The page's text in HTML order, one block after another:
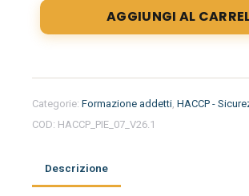
per
addetti
alimentare
regione
Piemonte
Macelleria
quantità
AGGIUNGI AL
Categorie: Formazione addetti, HACCP -
COD: HACCP_PIE_07_V26.1
Descrizione